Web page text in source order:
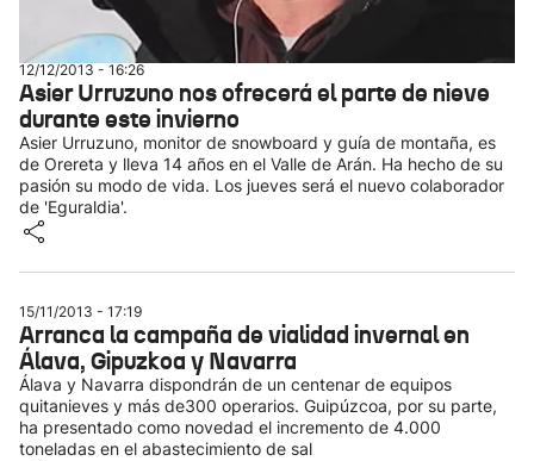
12/12/2013 - 16:26
Asier Urruzuno nos ofrecerá el parte de nieve
durante este invierno
Asier Urruzuno, monitor de snowboard y guía de montaña, es
de Orereta y lleva 14 años en el Valle de Arán. Ha hecho de su
pasión su modo de vida. Los jueves será el nuevo colaborador
de 'Eguraldia'.
15/11/2013 - 17:19
Arranca la campaña de vialidad invernal en
Álava, Gipuzkoa y Navarra
Álava y Navarra dispondrán de un centenar de equipos
quitanieves y más de300 operarios. Guipúzcoa, por su parte,
ha presentado como novedad el incremento de 4.000
toneladas en el abastecimiento de sal